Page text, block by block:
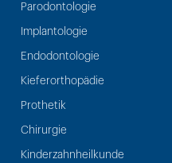
Parodontologie
Implantologie
Endodontologie
Kieferorthopädie
Prothetik
Chirurgie
Kinderzahnheilkunde